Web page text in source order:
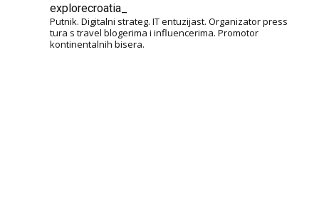
explorecroatia_
Putnik. Digitalni strateg. IT entuzijast. Organizator press
tura s travel blogerima i influencerima. Promotor
kontinentalnih bisera.